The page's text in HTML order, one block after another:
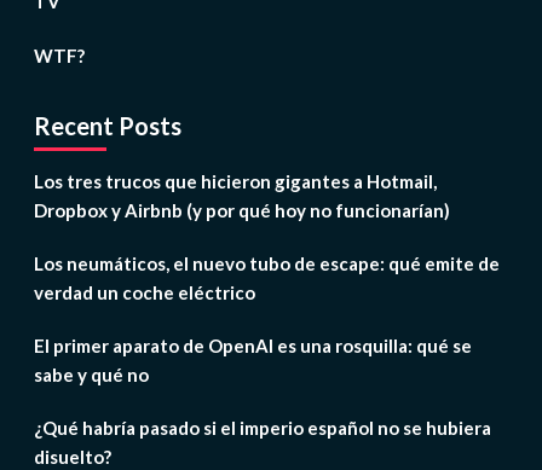
WTF?
Recent Posts
Los tres trucos que hicieron gigantes a Hotmail,
Dropbox y Airbnb (y por qué hoy no funcionarían)
Los neumáticos, el nuevo tubo de escape: qué emite de
verdad un coche eléctrico
El primer aparato de OpenAI es una rosquilla: qué se
sabe y qué no
¿Qué habría pasado si el imperio español no se hubiera
disuelto?